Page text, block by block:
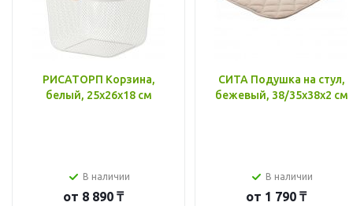
РИСАТОРП Корзина,
белый, 25x26x18 см
В наличии
от 8 890 ₸
СИТА Подушка на стул,
бежевый, 38/35x38x2 см
В наличии
от 1 790 ₸